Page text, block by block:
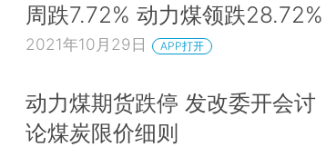
周跌7.72% 动力煤领跌28.72%
2021年10月29日 APP打开
动力煤期货跌停 发改委开会讨
论煤炭限价细则